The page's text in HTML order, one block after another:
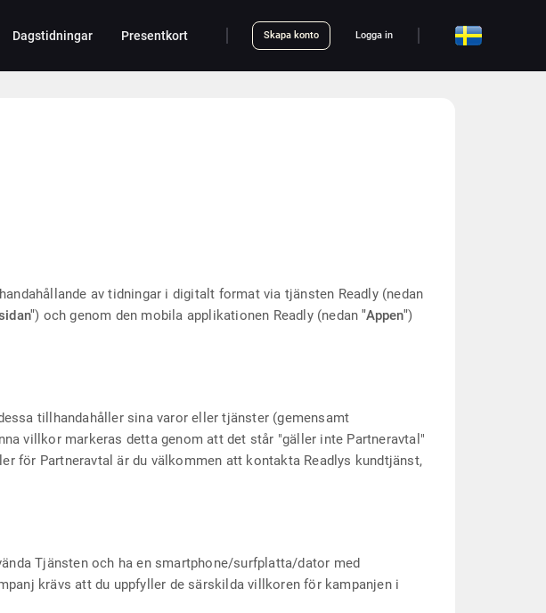
Dagstidningar Presentkort Skapa konto Logga in
av tidningar i digitalt format via tjänsten Readly (nedan
) och genom den mobila applikationen Readly (nedan"Appen")
tillhandahåller sina varor eller tjänster (gemensamt
villkor markeras detta genom att det står "gäller inte Partneravtal"
för Partneravtal är du välkommen att kontakta Readlys kundtjänst,
Tjänsten och ha en smartphone/surfplatta/dator med
krävs att du uppfyller de särskilda villkoren för kampanjen i